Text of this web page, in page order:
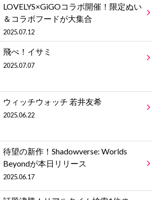
LOVELYS×GiGOコラボ開催！限定ぬい
＆コラボフードが大集合
2025.07.12
飛べ！イサミ
2025.07.07
ウィッチウォッチ 若井友希
2025.06.22
待望の新作！Shadowverse: Worlds
Beyondが本日リリース
2025.06.17